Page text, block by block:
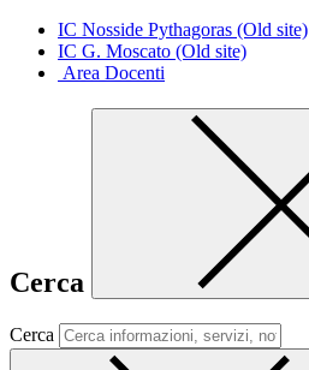
IC Nosside Pythagoras (Old site)
IC G. Moscato (Old site)
Area Docenti
Cerca
Cerca